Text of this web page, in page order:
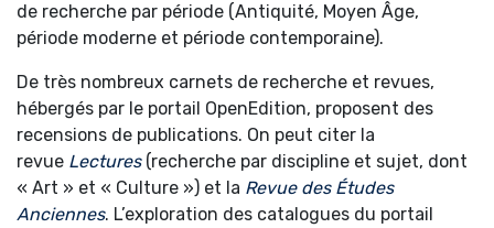
de recherche par période (Antiquité, Moyen Âge,
période moderne et période contemporaine).
De très nombreux carnets de recherche et revues,
hébergés par le portail OpenEdition, proposent des
recensions de publications. On peut citer la
revue Lectures(recherche par discipline et sujet, dont
« Art » et « Culture ») et la Revue des Études
Anciennes. L’exploration des catalogues du portail